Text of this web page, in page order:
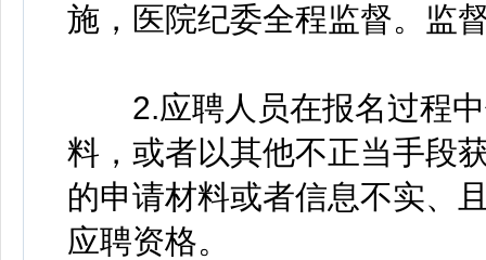
施，医院纪委全程监督。监
2.应聘人员在报名过程中
料，或者以其他不正当手段
的申请材料或者信息不实、
应聘资格。